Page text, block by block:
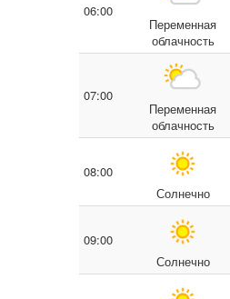
06:00
Переменная
облачность
07:00
Переменная
облачность
08:00
Солнечно
09:00
Солнечно